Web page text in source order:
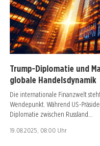
Trump-Diplomatie und
globale Handelsdynamik
Die internationale Finanzwelt
Wendepunkt. Während US-
Diplomatie zwischen Russland…
19.08.2025, 08:00 Uhr